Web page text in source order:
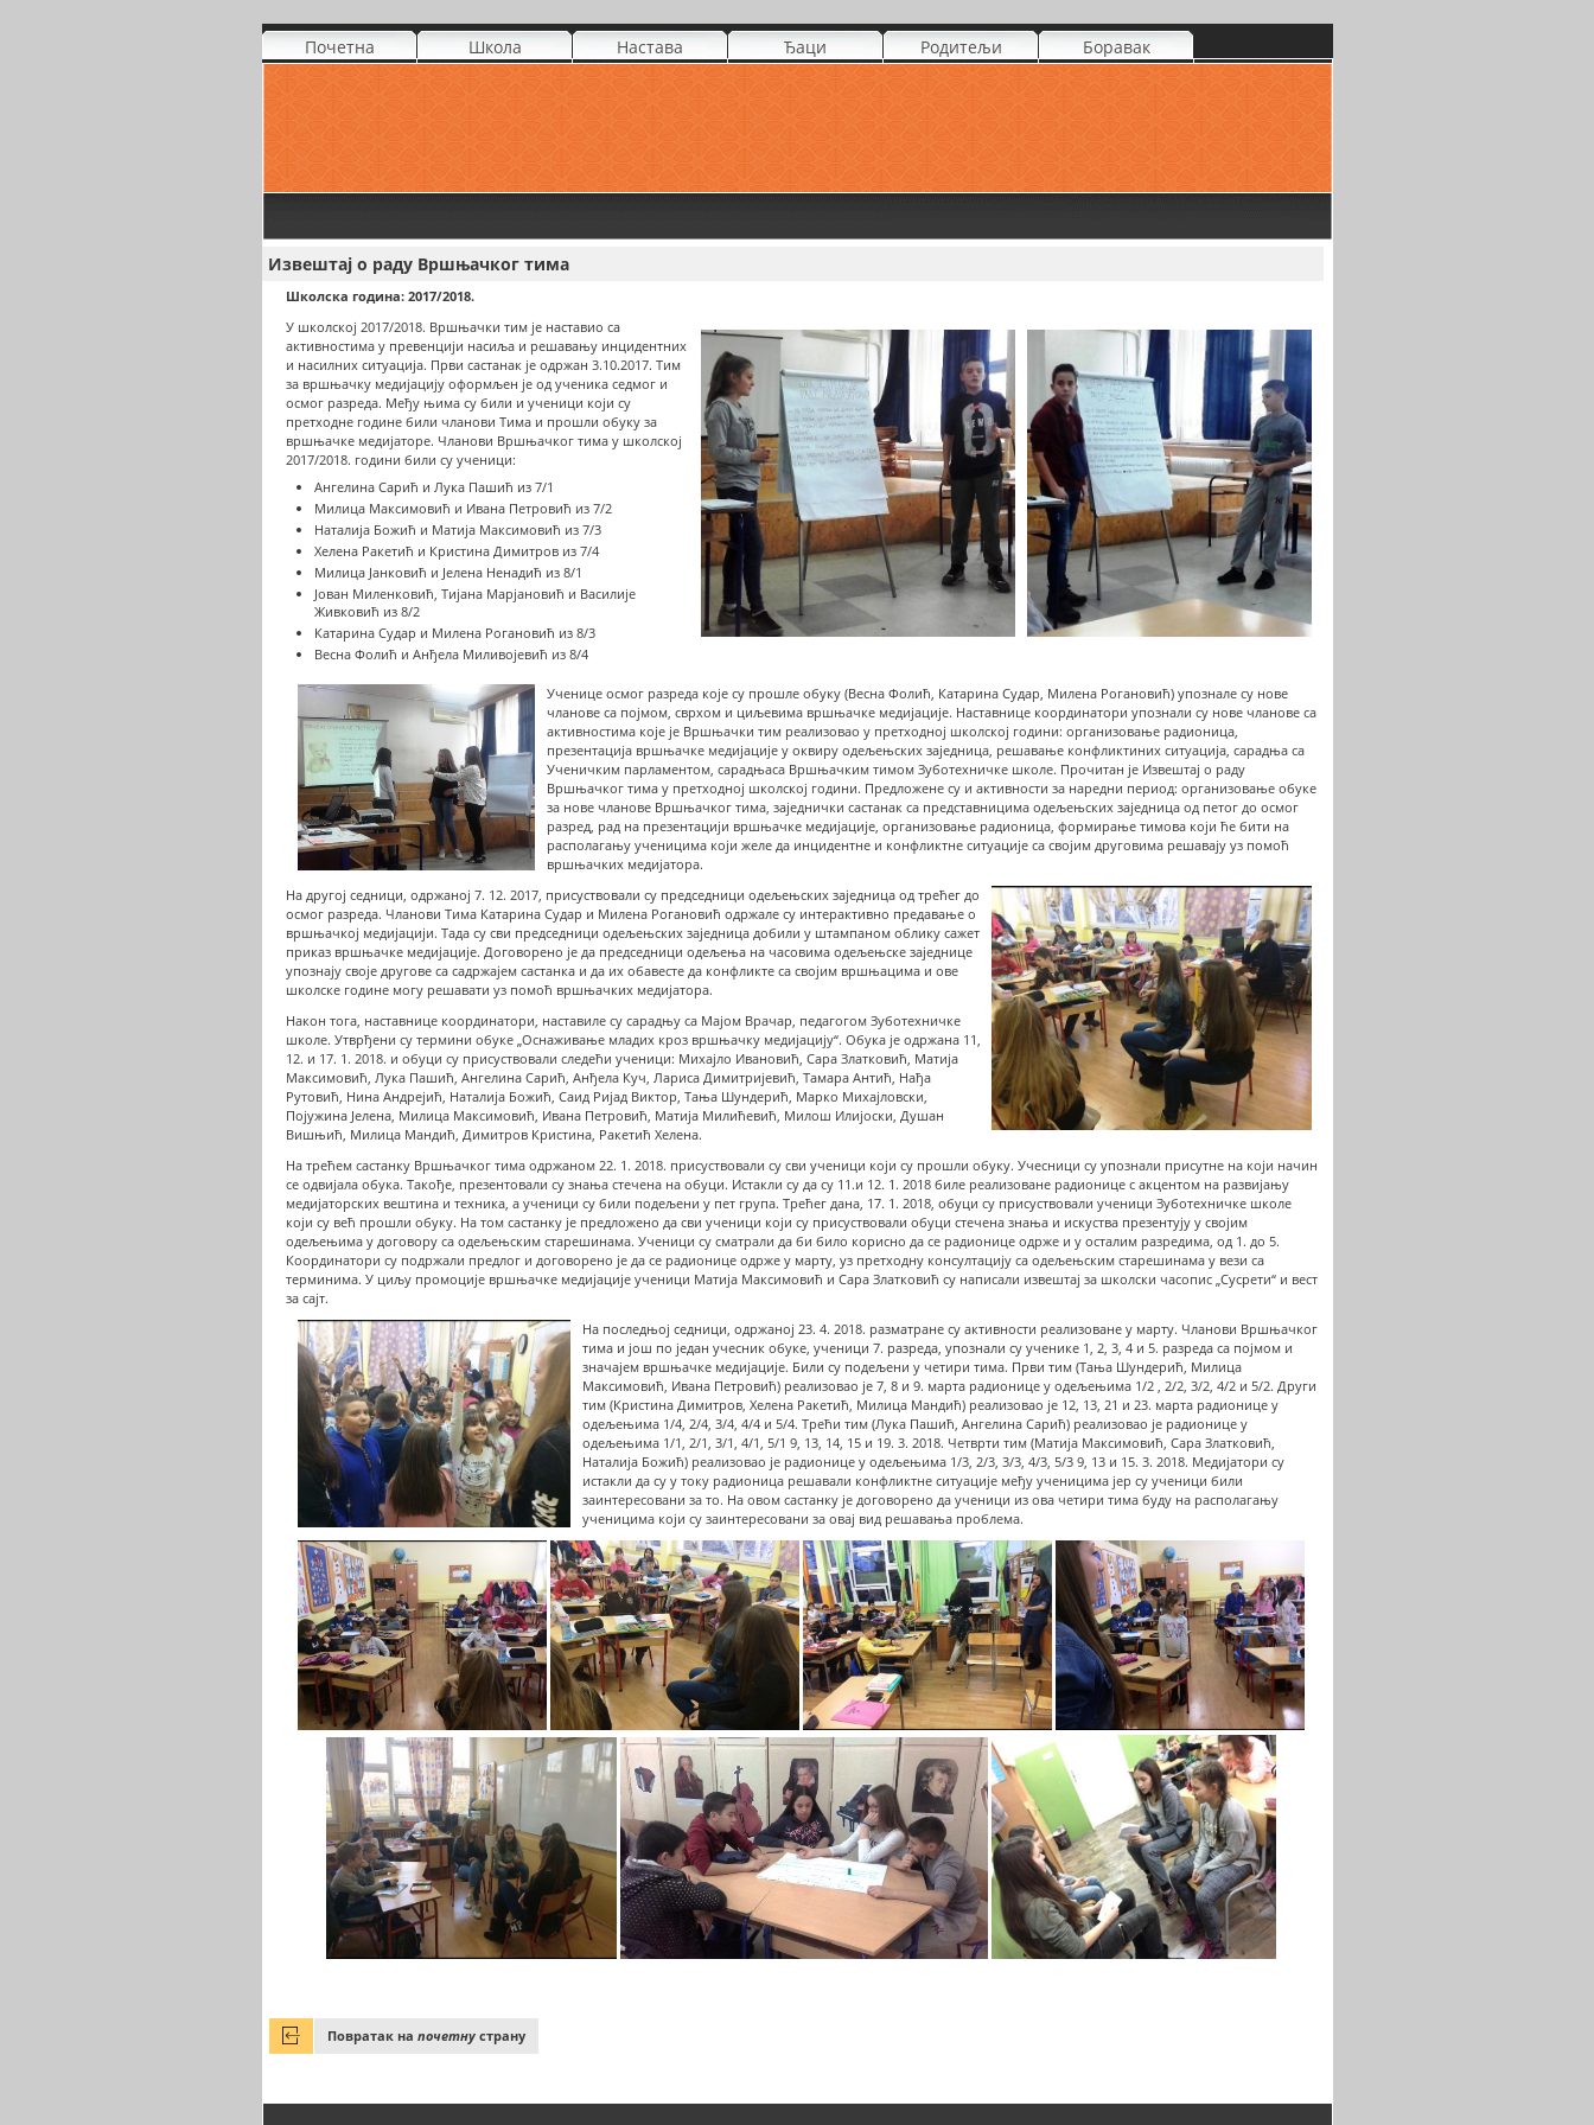
Почетна Школа Настава Ђаци Родитељи Боравак
Извештај о раду Вршњачког тима
Школска година: 2017/2018.
У школској 2017/2018. Вршњачки тим је наставио са
активностима у превенцији насиља и решавању инцидентних
и насилних ситуација. Први састанак је одржан 3.10.2017. Тим
за вршњачку медијацију оформљен је од ученика седмог и
осмог разреда. Међу њима су били и ученици који су
претходне године били чланови Тима и прошли обуку за
вршњачке медијаторе. Чланови Вршњачког тима у школској
2017/2018. години били су ученици:
Ангелина Сарић и Лука Пашић из 7/1
Милица Максимовић и Ивана Петровић из 7/2
Наталија Божић и Матија Максимовић из 7/3
Хелена Ракетић и Кристина Димитров из 7/4
Милица Јанковић и Јелена Ненадић из 8/1
Јован Миленковић, Тијана Марјановић и Василије
Живковић из 8/2
Катарина Судар и Милена Рогановић из 8/3
Весна Фолић и Анђела Миливојевић из 8/4
Ученице осмог разреда које су прошле обуку (Весна Фолић, Катарина Судар, Милена Рогановић) упознале су нове
чланове са појмом, сврхом и циљевима вршњачке медијације. Наставнице координатори упознали су нове чланове са
активностима које је Вршњачки тим реализовао у претходној школској години: организовање радионица,
презентација вршњачке медијације у оквиру одељењских заједница, решавање конфликтиних ситуација, сарадња са
Ученичким парламентом, сарадњаса Вршњачким тимом Зуботехничке школе. Прочитан је Извештај о раду
Вршњачког тима у претходној школској години. Предложене су и активности за наредни период: организовање обуке
за нове чланове Вршњачког тима, заједнички састанак са представницима одељењских заједница од петог до осмог
разред, рад на презентацији вршњачке медијације, организовање радионица, формирање тимова који ће бити на
располагању ученицима који желе да инцидентне и конфликтне ситуације са својим друговима решавају уз помоћ
вршњачких медијатора.
На другој седници, одржаној 7. 12. 2017, присуствовали су председници одељењских заједница од трећег до
осмог разреда. Чланови Тима Катарина Судар и Милена Рогановић одржале су интерактивно предавање о
вршњачкој медијацији. Тада су сви председници одељењских заједница добили у штампаном облику сажет
приказ вршњачке медијације. Договорено је да председници одељења на часовима одељењске заједнице
упознају своје другове са садржајем састанка и да их обавесте да конфликте са својим вршњацима и ове
школске године могу решавати уз помоћ вршњачких медијатора.
Након тога, наставнице координатори, наставиле су сарадњу са Мајом Врачар, педагогом Зуботехничке
школе. Утврђени су термини обуке „Оснаживање младих кроз вршњачку медијацију“. Обука је одржана 11,
12. и 17. 1. 2018. и обуци су присуствовали следећи ученици: Михајло Ивановић, Сара Златковић, Матија
Максимовић, Лука Пашић, Ангелина Сарић, Анђела Куч, Лариса Димитријевић, Тамара Антић, Нађа
Рутовић, Нина Андрејић, Наталија Божић, Саид Ријад Виктор, Тања Шундерић, Марко Михајловски,
Појужина Јелена, Милица Максимовић, Ивана Петровић, Матија Милићевић, Милош Илијоски, Душан
Вишњић, Милица Мандић, Димитров Кристина, Ракетић Хелена.
На трећем састанку Вршњачког тима одржаном 22. 1. 2018. присуствовали су сви ученици који су прошли обуку. Учесници су упознали присутне на који начин
се одвијала обука. Такође, презентовали су знања стечена на обуци. Истакли су да су 11.и 12. 1. 2018 биле реализоване радионице с акцентом на развијању
медијаторских вештина и техника, а ученици су били подељени у пет група. Трећег дана, 17. 1. 2018, обуци су присуствовали ученици Зуботехничке школе
који су већ прошли обуку. На том састанку је предложено да сви ученици који су присуствовали обуци стечена знања и искуства презентују у својим
одељењима у договору са одељењским старешинама. Ученици су сматрали да би било корисно да се радионице одрже и у осталим разредима, од 1. до 5.
Координатори су подржали предлог и договорено је да се радионице одрже у марту, уз претходну консултацију са одељењским старешинама у вези са
терминима. У циљу промоције вршњачке медијације ученици Матија Максимовић и Сара Златковић су написали извештај за школски часопис „Сусрети“ и вест
за сајт.
На последњој седници, одржаној 23. 4. 2018. разматране су активности реализоване у марту. Чланови Вршњачког
тима и још по један учесник обуке, ученици 7. разреда, упознали су ученике 1, 2, 3, 4 и 5. разреда са појмом и
значајем вршњачке медијације. Били су подељени у четири тима. Први тим (Тања Шундерић, Милица
Максимовић, Ивана Петровић) реализовао је 7, 8 и 9. марта радионице у одељењима 1/2 , 2/2, 3/2, 4/2 и 5/2. Други
тим (Кристина Димитров, Хелена Ракетић, Милица Мандић) реализовао је 12, 13, 21 и 23. марта радионице у
одељењима 1/4, 2/4, 3/4, 4/4 и 5/4. Трећи тим (Лука Пашић, Ангелина Сарић) реализовао је радионице у
одељењима 1/1, 2/1, 3/1, 4/1, 5/1 9, 13, 14, 15 и 19. 3. 2018. Четврти тим (Матија Максимовић, Сара Златковић,
Наталија Божић) реализовао је радионице у одељењима 1/3, 2/3, 3/3, 4/3, 5/3 9, 13 и 15. 3. 2018. Медијатори су
истакли да су у току радионица решавали конфликтне ситуације међу ученицима јер су ученици били
заинтересовани за то. На овом састанку је договорено да ученици из ова четири тима буду на располагању
ученицима који су заинтересовани за овај вид решавања проблема.
Повратак на почетнустрану